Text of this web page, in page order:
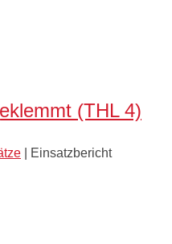
(THL 4)
Einsatzbericht